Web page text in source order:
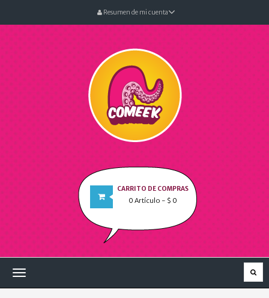
Resumen de mi cuenta
CARRITO DE COMPRAS
0 Artículo - $ 0
Navegación